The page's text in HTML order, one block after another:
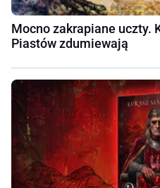
Mocno zakrapiane uczty.
Piastów zdumiewają